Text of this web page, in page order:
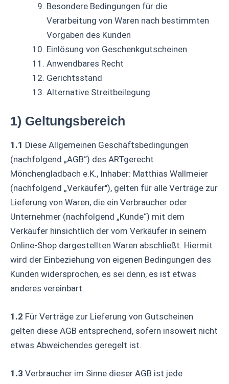
Besondere Bedingungen für die
Verarbeitung von Waren nach bestimmten
Vorgaben des Kunden
Einlösung von Geschenkgutscheinen
Anwendbares Recht
Gerichtsstand
Alternative Streitbeilegung
1) Geltungsbereich
1.1 Diese Allgemeinen Geschäftsbedingungen
(nachfolgend „AGB“) des ARTgerecht
Mönchengladbach e.K., Inhaber: Matthias Wallmeier
(nachfolgend „Verkäufer"), gelten für alle Verträge zur
Lieferung von Waren, die ein Verbraucher oder
Unternehmer (nachfolgend „Kunde“) mit dem
Verkäufer hinsichtlich der vom Verkäufer in seinem
Online-Shop dargestellten Waren abschließt. Hiermit
wird der Einbeziehung von eigenen Bedingungen des
Kunden widersprochen, es sei denn, es ist etwas
anderes vereinbart.
1.2 Für Verträge zur Lieferung von Gutscheinen
gelten diese AGB entsprechend, sofern insoweit nicht
etwas Abweichendes geregelt ist.
1.3 Verbraucher im Sinne dieser AGB ist jede